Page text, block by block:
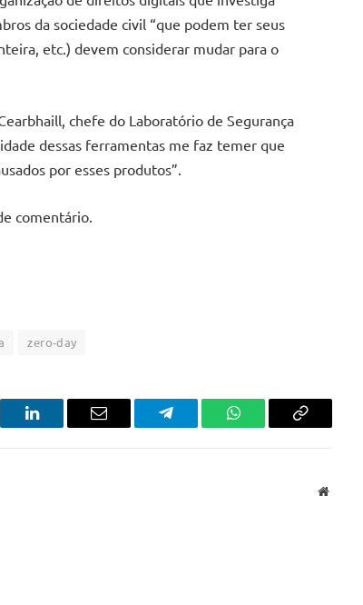
da sociedade civil “que podem ter seus
etc.) devem considerar mudar para o
chefe do Laboratório de Segurança
dessas ferramentas me faz temer que
​​por esses produtos”.
comentário.
zero-day
LinkedIn Email Telegram WhatsAppCopiar
Website